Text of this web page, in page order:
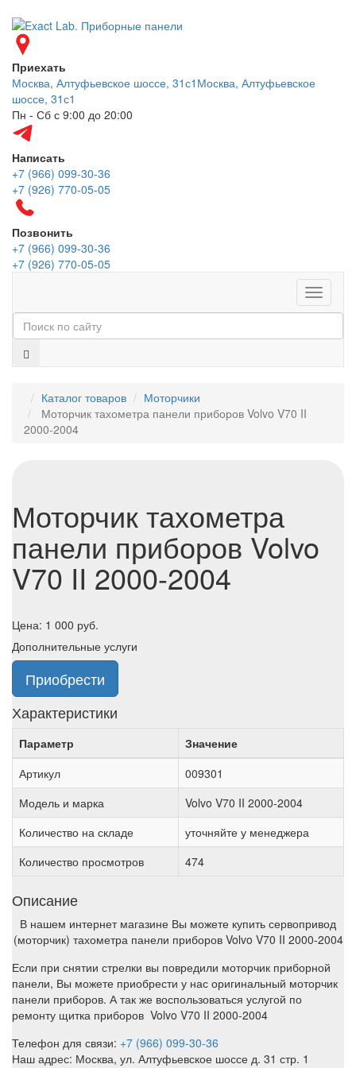
Приехать
Москва, Алтуфьевское шоссе, 31с1 Москва, Алтуфьевское
шоссе, 31с1
Пн - Сб с 9:00 до 20:00
Написать
+7 (966) 099-30-36
+7 (926) 770-05-05
Позвонить
+7 (966) 099-30-36
+7 (926) 770-05-05
Меню
Каталог товаров
Моторчики
Моторчик тахометра панели приборов Volvo V70 II
2000-2004
Моторчик тахометра
панели приборов Volvo
V70 II 2000-2004
Цена: 1 000 руб.
Дополнительные услуги
Приобрести
Характеристики
Параметр
Значение
Артикул
009301
Модель и марка
Volvo V70 II 2000-2004
Количество на складе
уточняйте у менеджера
Количество просмотров
474
Описание
В нашем интернет магазине Вы можете купить сервопривод
(моторчик) тахометра панели приборов Volvo V70 II 2000-2004
Если при снятии стрелки вы повредили моторчик приборной
панели, Вы можете приобрести у нас оригинальный моторчик
панели приборов. А так же воспользоваться услугой по
ремонту щитка приборов Volvo V70 II 2000-2004
Телефон для связи: +7 (966) 099-30-36
Наш адрес: Москва, ул. Алтуфьевское шоссе д. 31 стр. 1